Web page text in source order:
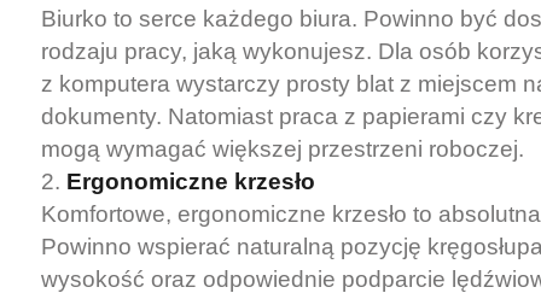
Biurko to serce każdego biura. Powinno być
rodzaju pracy, jaką wykonujesz. Dla osób
z komputera wystarczy prosty blat z miejscem
dokumenty. Natomiast praca z papierami czy
mogą wymagać większej przestrzeni roboczej.
Ergonomiczne krzesło
Komfortowe, ergonomiczne krzesło to
Powinno wspierać naturalną pozycję
wysokość oraz odpowiednie podparcie